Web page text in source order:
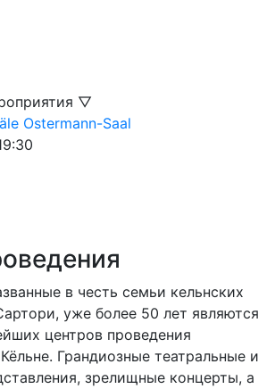
▽
Ostermann-Saal
в честь семьи кельнских
уже более 50 лет являются
центров проведения
Грандиозные театральные и
зрелищные концерты, а